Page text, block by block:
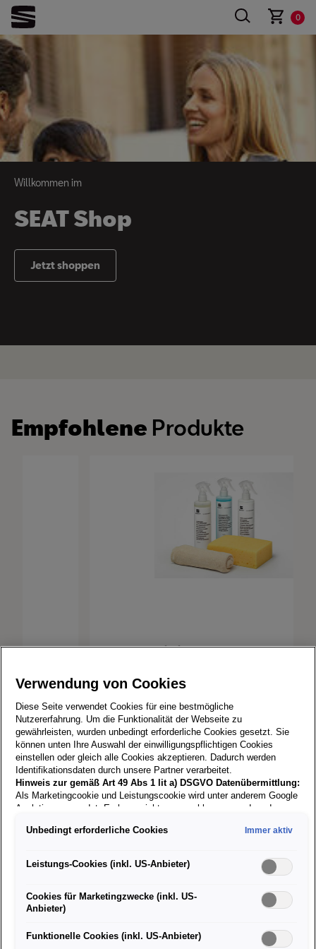
0
Willkommen im
SEAT Shop
Jetzt shoppen
Empfohlene Produkte
SEAT Reinigungs-Set "Sommer"
35,90
Kollektionen
Verwendung von Cookies
Diese Seite verwendet Cookies für eine bestmögliche
Nutzererfahrung. Um die Funktionalität der Webseite zu
gewährleisten, wurden unbedingt erforderliche Cookies gesetzt. Sie
können unten Ihre Auswahl der einwilligungspflichtigen Cookies
einstellen oder gleich alle Cookies akzeptieren. Dadurch werden
Identifikationsdaten durch unsere Partner verarbeitet.
Hinweis zur gemäß Art 49 Abs 1 lit a) DSGVO Datenübermittlung:
Als Marketingcookie und Leistungscookie wird unter anderem Google
Analytics verwendet. Es kann nicht ausgeschlossen werden, dass
die USA (insbesondere dort an die Google LLC) weitergibt. In den
gleichwertiges Datenschutzniveau und es fehlt an einem
Angemessenheitsbeschluss der Europäischen Kommission. Hieraus
Betroffener in den USA nicht wirksam durchsetzen können, in den
USA keine Datenschutzgrundsätze bestehen, und weil nicht
Sicherheitsbehörden einen Zugriff auf Daten erlangen können, wobei
Unbedingt erforderliche Cookies Immer aktiv
Leistungs-Cookies (inkl. US-Anbieter)
Cookies für Marketingzwecke (inkl. US-
Anbieter)
Funktionelle Cookies (inkl. US-Anbieter)